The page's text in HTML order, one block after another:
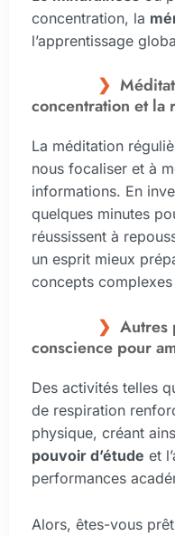
concentration, la
l’apprentissage
concentration et la
La méditation
nous focaliser et à
informations. En
quelques minutes
réussissent à
un esprit mieux
concepts
Autres
conscience pour
Des activités telles
de respiration
physique, créant
pouvoir d’étude et
performances
Alors, êtes-vous